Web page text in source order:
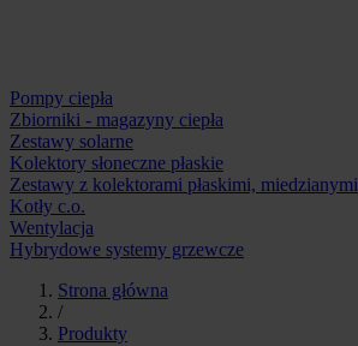
Pompy ciepła
Zbiorniki - magazyny ciepła
Zestawy solarne
Kolektory słoneczne płaskie
Zestawy z kolektorami płaskimi, miedzianymi
Kotły c.o.
Wentylacja
Hybrydowe systemy grzewcze
Strona główna
/
Produkty